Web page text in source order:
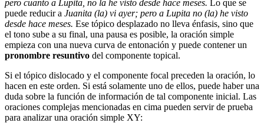
pero cuanto a Lupita, no la he visto desde hace meses. Lo que se
puede reducir a Juanita (la) vi ayer; pero a Lupita no (la) he visto
desde hace meses. Ese tópico desplazado no lleva énfasis, sino que
el tono sube a su final, una pausa es posible, la oración simple
empieza con una nueva curva de entonación y puede contener un
pronombre resuntivo del componente topical.
Si el tópico dislocado y el componente focal preceden la oración, lo
hacen en este orden. Si está solamente uno de ellos, puede haber una
duda sobre la función de información de tal componente inicial. Las
oraciones complejas mencionadas en cima pueden servir de prueba
para analizar una oración simple XY: